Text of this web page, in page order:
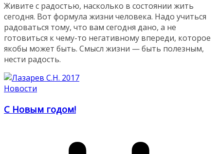
Живите с радостью, насколько в состоянии жить
сегодня. Вот формула жизни человека. Надо учиться
радоваться тому, что вам сегодня дано, а не
готовиться к чему-то негативному впереди, которое
якобы может быть. Смысл жизни — быть полезным,
нести радость.
Новости
С Новым годом!